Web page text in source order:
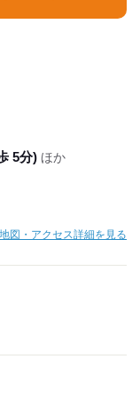
5分) ほか
地図・アクセス詳細を見る